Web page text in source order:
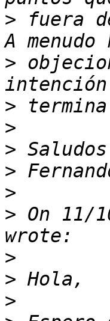
> fuera
>
>
>
>
>
>
> On 11/
>
>
>